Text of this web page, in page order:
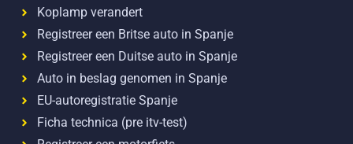
Koplamp verandert
Registreer een Britse auto in Spanje
Registreer een Duitse auto in Spanje
Auto in beslag genomen in Spanje
EU-autoregistratie Spanje
Ficha technica (pre itv-test)